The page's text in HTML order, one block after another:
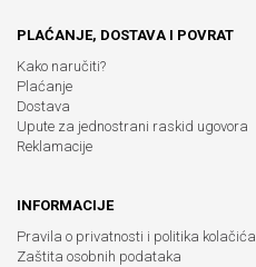
PLAĆANJE, DOSTAVA I POVRAT
Kako naručiti?
Plaćanje
Dostava
Upute za jednostrani raskid ugovora
Reklamacije
INFORMACIJE
Pravila o privatnosti i politika kolačića
Zaštita osobnih podataka